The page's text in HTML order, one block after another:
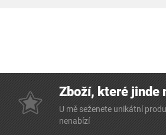
Zboží, které jinde
U mě seženete unikátní
nenabízí